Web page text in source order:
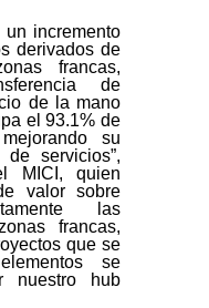
incremento
derivados de
francas,
de
de la mano
el 93.1% de
su
servicios”,
MICI, quien
valor sobre
las
francas,
que se
se
nuestro hub